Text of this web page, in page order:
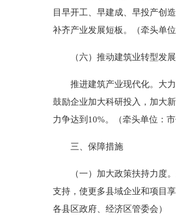
目早开工、早建成、早投产创
补齐产业发展短板。（牵头单
（六）推动建筑业转型发展
推进建筑产业现代化。大力
鼓励企业加大科研投入，加大
力争达到10%。（牵头单位：
三、保障措施
（一）加大政策扶持力度。
支持，使更多县域企业和项目
各县区政府、经济区管委会）